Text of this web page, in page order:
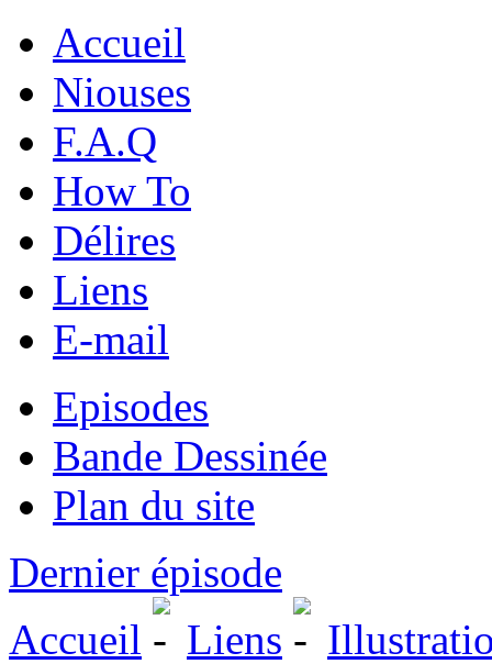
Accueil
Niouses
F.A.Q
How To
Délires
Liens
E-mail
Episodes
Bande Dessinée
Plan du site
Dernier épisode
Accueil
Liens